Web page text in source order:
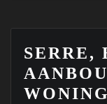
SERRE,
WONING